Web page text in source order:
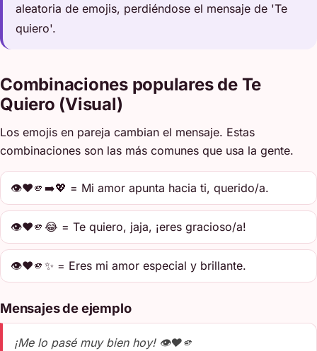
aleatoria de emojis, perdiéndose el mensaje de 'Te
quiero'.
Combinaciones populares de Te
Quiero (Visual)
Los emojis en pareja cambian el mensaje. Estas
combinaciones son las más comunes que usa la gente.
👁️❤️🫵➡️💖 = Mi amor apunta hacia ti, querido/a.
👁️❤️🫵😂 = Te quiero, jaja, ¡eres gracioso/a!
👁️❤️🫵✨ = Eres mi amor especial y brillante.
Mensajes de ejemplo
¡Me lo pasé muy bien hoy! 👁️❤️🫵